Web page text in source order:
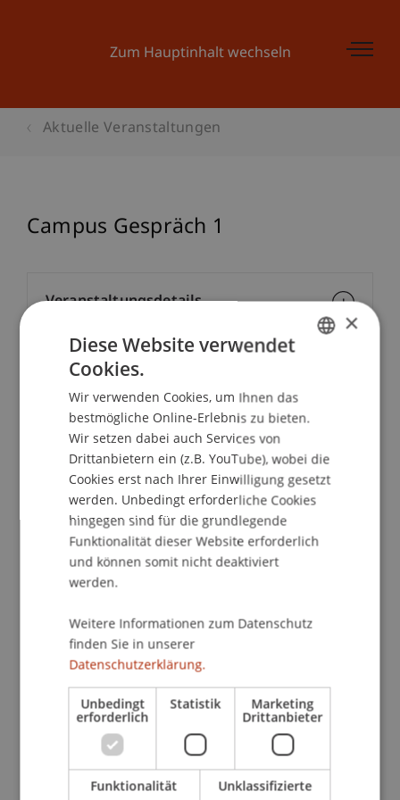
Zum Hauptinhalt wechseln
Aktuelle Veranstaltungen
Campus Gespräch 1
School/Professur:
Rektorat
Wie werden wir glücklich? Geht es uns gut?
Ein Psychologe und ein Soziologe sprechen über
Glück und das gute Leben und nehmen dabei das
Individuum und die Gesellschaft in den Blick.
Zürich, und Prof. Dr. Ueli Mäder, Universität Basel
& Hochschule für Soziale Arbeit
Moderation
Claudia Schanza
Journalistin und Moderatorin
Veranstaltungsdetails
Kontakt
×
Diese Website verwendet
Cookies.
Wir verwenden Cookies, um Ihnen das
bestmögliche Online-Erlebnis zu bieten.
Wir setzen dabei auch Services von
Drittanbietern ein (z.B. YouTube), wobei die
Cookies erst nach Ihrer Einwilligung gesetzt
werden. Unbedingt erforderliche Cookies
hingegen sind für die grundlegende
Funktionalität dieser Website erforderlich
und können somit nicht deaktiviert
werden.
Weitere Informationen zum Datenschutz
finden Sie in unserer
Datenschutzerklärung.
Unbedingt
erforderlich
Statistik Marketing
Drittanbieter
Funktionalität Unklassifizierte